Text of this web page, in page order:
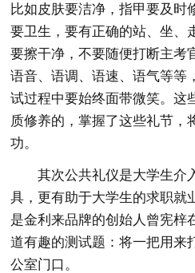
比如皮肤要洁净，指甲要及时
要卫生，要有正确的站、坐、
要擦干净，不要随便打断主考
语音、语调、语速、语气等等
试过程中要始终面带微笑。这
质修养的，掌握了这些礼节，
功。
其次公共礼仪是大学生介
具，更有助于大学生的求职就
是金利来品牌的创始人曾宪梓
道有趣的测试题：将一把用来
公室门口。